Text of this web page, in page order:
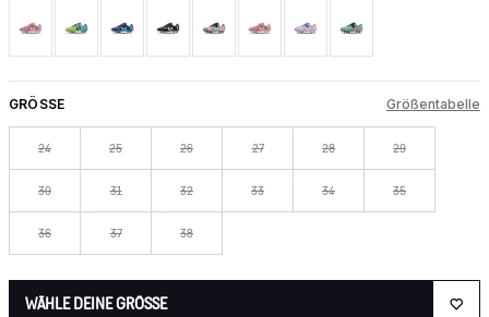
GRÖSSE Größentabelle
24 25 26 27 28 29
30 31 32 33 34 35
36 37 38
WÄHLE DEINE GRÖSSE